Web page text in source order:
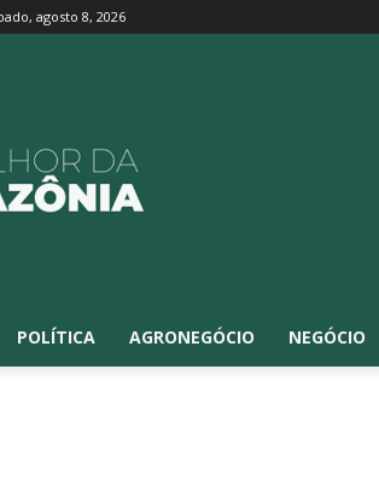
agosto 8, 2026
POLÍTICA AGRONEGÓCIO NEGÓCIO